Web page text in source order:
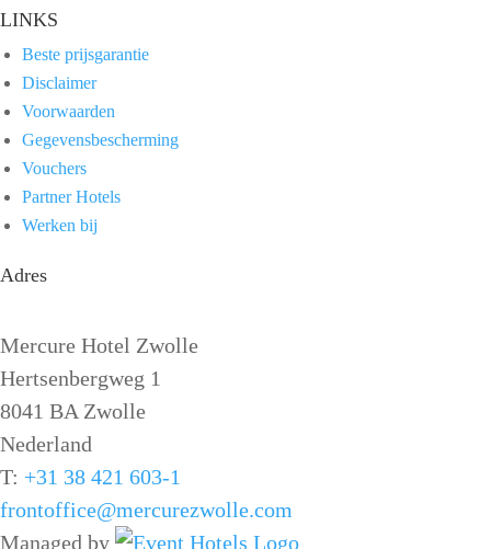
LINKS
Beste prijsgarantie
Disclaimer
Voorwaarden
Gegevensbescherming
Vouchers
Partner Hotels
Werken bij
Adres
Mercure Hotel Zwolle
Hertsenbergweg 1
8041 BA Zwolle
Nederland
T: +31 38 421 603-1
frontoffice@mercurezwolle.com
Managed by